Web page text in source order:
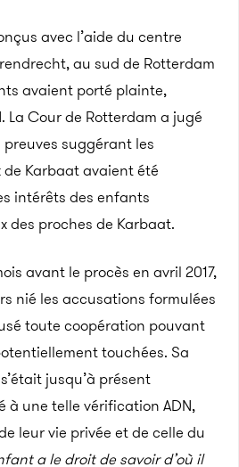
avec l’aide du centre
au sud de Rotterdam
avaient porté plainte,
La Cour de Rotterdam a jugé
suggérant les
Karbaat avaient été
intérêts des enfants
des proches de Karbaat.
avant le procès en avril 2017,
nié les accusations formulées
toute coopération pouvant
touchées. Sa
jusqu’à présent
à une telle vérification ADN,
leur vie privée et de celle du
a le droit de savoir d’où il